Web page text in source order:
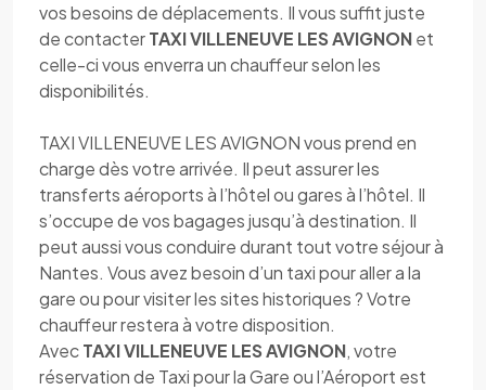
vos besoins de déplacements. Il vous suffit juste
de contacterTAXI VILLENEUVE LES AVIGNONet
celle-ci vous enverra un chauffeur selon les
disponibilités.
TAXI VILLENEUVE LES AVIGNON vous prend en
charge dès votre arrivée. Il peut assurer les
transferts aéroports à l’hôtel ou gares à l’hôtel. Il
s’occupe de vos bagages jusqu’à destination. Il
peut aussi vous conduire durant tout votre séjour à
Nantes. Vous avez besoin d’un taxi pour aller a la
gare ou pour visiter les sites historiques ? Votre
chauffeur restera à votre disposition.
AvecTAXI VILLENEUVE LES AVIGNON, votre
réservation de Taxi pour la Gare ou l’Aéroport est